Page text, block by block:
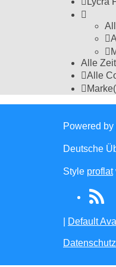
Alle
Alle
Powered by
Deutsche
Style proflat
RSS
(Opens
Default
Datenschutz